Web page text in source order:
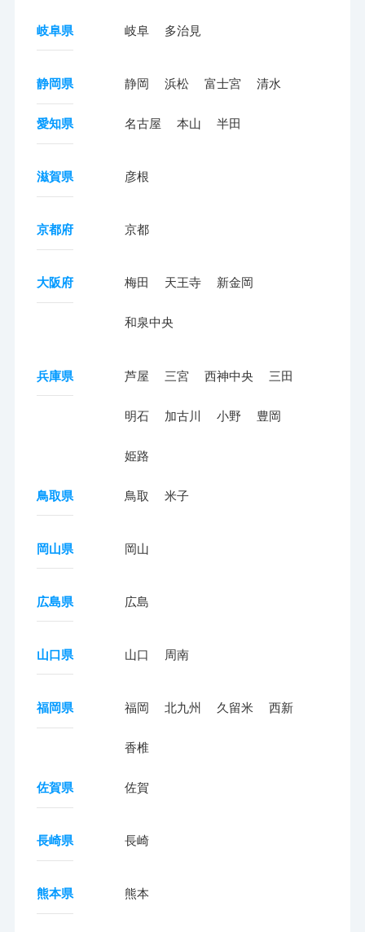
岐阜県 岐阜 多治見
静岡県 静岡 浜松 富士宮 清水
愛知県 名古屋 本山 半田
滋賀県 彦根
京都府 京都
大阪府 梅田 天王寺 新金岡
和泉中央
兵庫県 芦屋 三宮 西神中央 三田
明石 加古川 小野 豊岡
姫路
鳥取県 鳥取 米子
岡山県 岡山
広島県 広島
山口県 山口 周南
福岡県 福岡 北九州 久留米 西新
香椎
佐賀県 佐賀
長崎県 長崎
熊本県 熊本